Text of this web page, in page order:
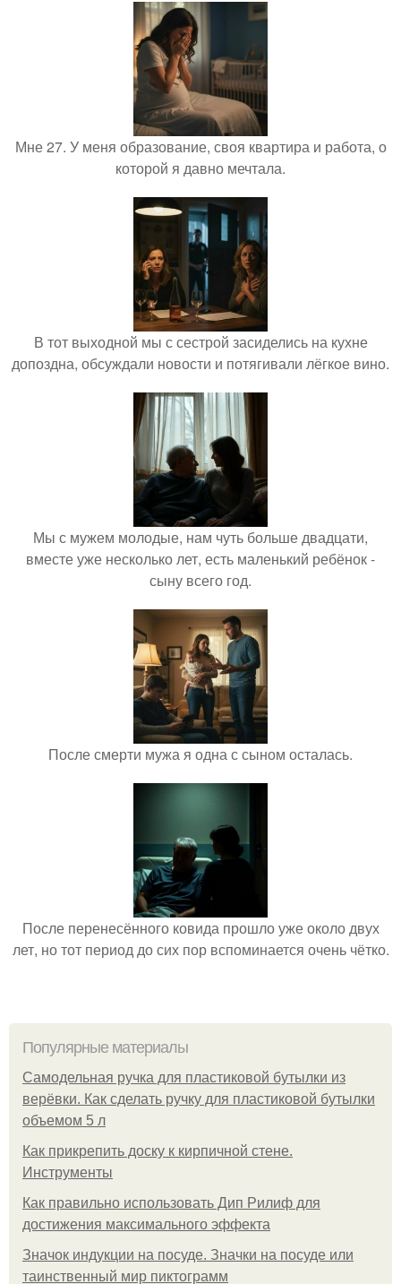
Мне 27. У меня образование, своя квартира и работа, о
которой я давно мечтала.
В тот выходной мы с сестрой засиделись на кухне
допоздна, обсуждали новости и потягивали лёгкое вино.
Мы с мужем молодые, нам чуть больше двадцати,
вместе уже несколько лет, есть маленький ребёнок -
сыну всего год.
После смерти мужа я одна с сыном осталась.
После перенесённого ковида прошло уже около двух
лет, но тот период до сих пор вспоминается очень чётко.
Популярные материалы
Самодельная ручка для пластиковой бутылки из
верёвки. Как сделать ручку для пластиковой бутылки
объемом 5 л
Как прикрепить доску к кирпичной стене.
Инструменты
Как правильно использовать Дип Рилиф для
достижения максимального эффекта
Значок индукции на посуде. Значки на посуде или
таинственный мир пиктограмм